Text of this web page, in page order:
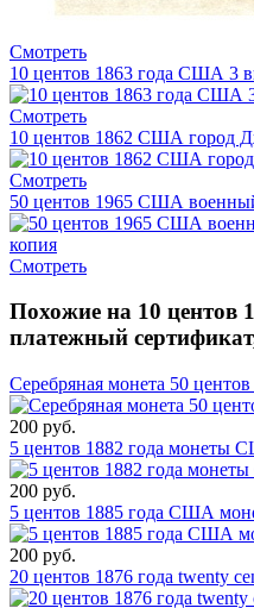
Смотреть
10 центов 1863 года США 3
Смотреть
10 центов 1862 США город
Смотреть
50 центов 1965 США
Смотреть
Похожие на 10
платежный
Серебряная монета 50
200 руб.
5 центов 1882 года монеты
200 руб.
5 центов 1885 года США
200 руб.
20 центов 1876 года twenty